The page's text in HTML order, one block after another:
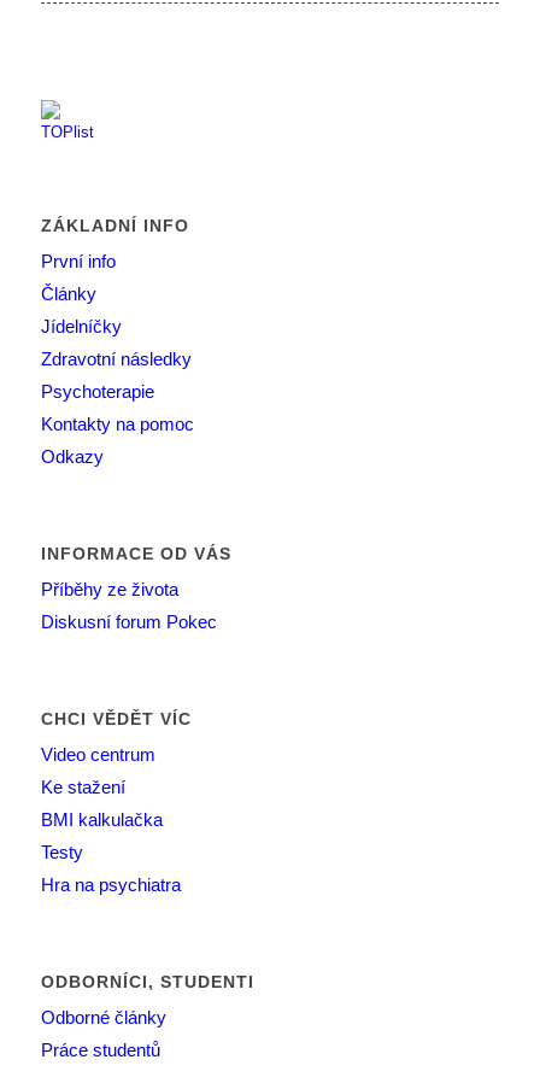
ZÁKLADNÍ INFO
První info
Články
Jídelníčky
Zdravotní následky
Psychoterapie
Kontakty na pomoc
Odkazy
INFORMACE OD VÁS
Příběhy ze života
Diskusní forum Pokec
CHCI VĚDĚT VÍC
Video centrum
Ke stažení
BMI kalkulačka
Testy
Hra na psychiatra
ODBORNÍCI, STUDENTI
Odborné články
Práce studentů